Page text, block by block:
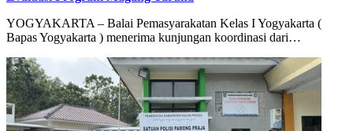
YOGYAKARTA – Balai Pemasyarakatan Kelas I Yogyakarta (
Bapas Yogyakarta ) menerima kunjungan koordinasi dari…